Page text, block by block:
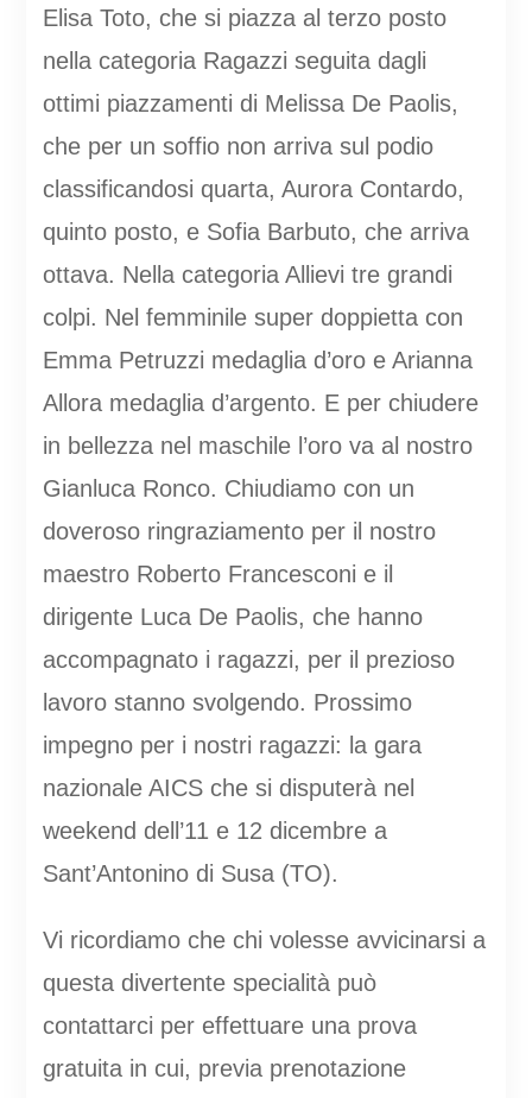
Elisa Toto, che si piazza al terzo posto
nella categoria Ragazzi seguita dagli
ottimi piazzamenti di Melissa De Paolis,
che per un soffio non arriva sul podio
classificandosi quarta, Aurora Contardo,
quinto posto, e Sofia Barbuto, che arriva
ottava. Nella categoria Allievi tre grandi
colpi. Nel femminile super doppietta con
Emma Petruzzi medaglia d’oro e Arianna
Allora medaglia d’argento. E per chiudere
in bellezza nel maschile l’oro va al nostro
Gianluca Ronco. Chiudiamo con un
doveroso ringraziamento per il nostro
maestro Roberto Francesconi e il
dirigente Luca De Paolis, che hanno
accompagnato i ragazzi, per il prezioso
lavoro stanno svolgendo. Prossimo
impegno per i nostri ragazzi: la gara
nazionale AICS che si disputerà nel
weekend dell’11 e 12 dicembre a
Sant’Antonino di Susa (TO).
Vi ricordiamo che chi volesse avvicinarsi a
questa divertente specialità può
contattarci per effettuare una prova
gratuita in cui, previa prenotazione